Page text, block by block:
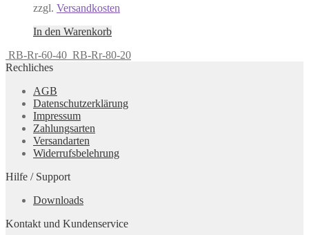
zzgl. Versandkosten
In den Warenkorb
RB-Rr-60-40 RB-Rr-80-20
Rechliches
AGB
Datenschutzerklärung
Impressum
Zahlungsarten
Versandarten
Widerrufsbelehrung
Hilfe / Support
Downloads
Kontakt und Kundenservice